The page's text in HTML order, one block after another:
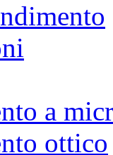
a
ottico